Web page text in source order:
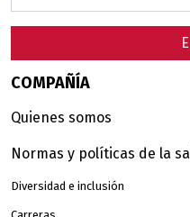
COMPAÑÍA
Quienes somos
Normas y políticas de la
Diversidad e inclusión